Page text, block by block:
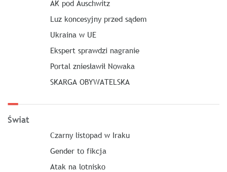
AK pod Auschwitz
Luz koncesyjny przed sądem
Ukraina w UE
Ekspert sprawdzi nagranie
Portal zniesławił Nowaka
SKARGA OBYWATELSKA
Świat
Czarny listopad w Iraku
Gender to fikcja
Atak na lotnisko